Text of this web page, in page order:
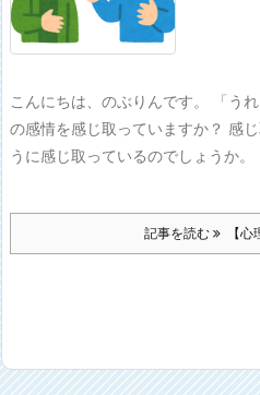
こんにちは、のぶりんです。 「う
の感情を感じ取っていますか？ 感
うに感じ取っているのでしょうか。
記事を読む 【心